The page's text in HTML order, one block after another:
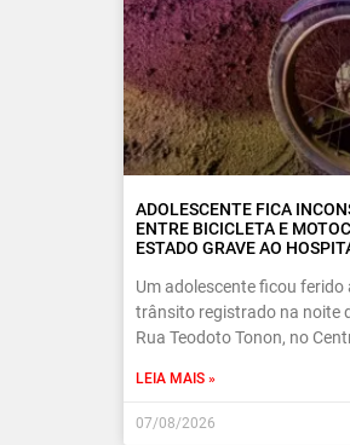
ADOLESCENTE FICA
ENTRE BICICLETA E
ESTADO GRAVE AO
Um adolescente ficou
trânsito registrado na noite
Rua Teodoto Tonon, no
LEIA MAIS »
07/08/2026